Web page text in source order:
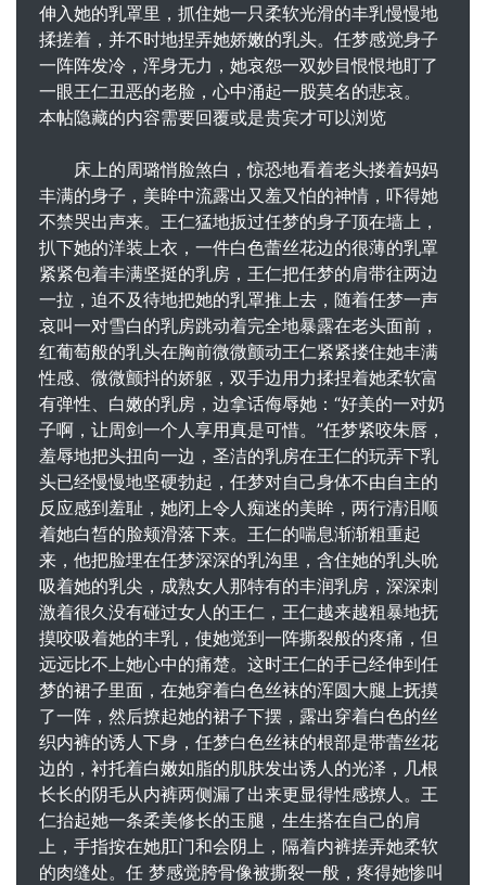
伸入她的乳罩里，抓住她一只柔软光滑的丰乳慢慢地
揉搓着，并不时地捏弄她娇嫩的乳头。任梦感觉身子
一阵阵发冷，浑身无力，她哀怨一双妙目恨恨地盯了
一眼王仁丑恶的老脸，心中涌起一股莫名的悲哀。
本帖隐藏的内容需要回覆或是贵宾才可以浏览
床上的周璐悄脸煞白，惊恐地看着老头搂着妈妈
丰满的身子，美眸中流露出又羞又怕的神情，吓得她
不禁哭出声来。王仁猛地扳过任梦的身子顶在墙上，
扒下她的洋装上衣，一件白色蕾丝花边的很薄的乳罩
紧紧包着丰满坚挺的乳房，王仁把任梦的肩带往两边
一拉，迫不及待地把她的乳罩推上去，随着任梦一声
哀叫一对雪白的乳房跳动着完全地暴露在老头面前，
红葡萄般的乳头在胸前微微颤动王仁紧紧搂住她丰满
性感、微微颤抖的娇躯，双手边用力揉捏着她柔软富
有弹性、白嫩的乳房，边拿话侮辱她：“好美的一对奶
子啊，让周剑一个人享用真是可惜。”任梦紧咬朱唇，
羞辱地把头扭向一边，圣洁的乳房在王仁的玩弄下乳
头已经慢慢地坚硬勃起，任梦对自己身体不由自主的
反应感到羞耻，她闭上令人痴迷的美眸，两行清泪顺
着她白皙的脸颊滑落下来。王仁的喘息渐渐粗重起
来，他把脸埋在任梦深深的乳沟里，含住她的乳头吮
吸着她的乳尖，成熟女人那特有的丰润乳房，深深刺
激着很久没有碰过女人的王仁，王仁越来越粗暴地抚
摸咬吸着她的丰乳，使她觉到一阵撕裂般的疼痛，但
远远比不上她心中的痛楚。这时王仁的手已经伸到任
梦的裙子里面，在她穿着白色丝袜的浑圆大腿上抚摸
了一阵，然后撩起她的裙子下摆，露出穿着白色的丝
织内裤的诱人下身，任梦白色丝袜的根部是带蕾丝花
边的，衬托着白嫩如脂的肌肤发出诱人的光泽，几根
长长的阴毛从内裤两侧漏了出来更显得性感撩人。王
仁抬起她一条柔美修长的玉腿，生生搭在自己的肩
上，手指按在她肛门和会阴上，隔着内裤搓弄她柔软
的肉缝处。任 梦感觉胯骨像被撕裂一般，疼得她惨叫